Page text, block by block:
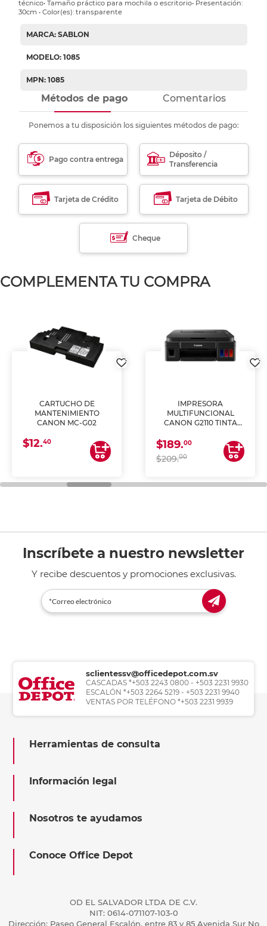
técnico• Tamaño práctico para mochila o escritorio• Presentación:
30cm • Color(es): transparente
MARCA: SABLON
MODELO: 1085
MPN: 1085
Métodos de pago Comentarios
Ponemos a tu disposición los siguientes métodos de pago:
Pago contra entrega
Déposito /
Transferencia
Tarjeta de Crédito Tarjeta de Débito
Cheque
COMPLEMENTA TU COMPRA
CARTUCHO DE
MANTENIMIENTO
CANON MC-G02
$12.40
IMPRESORA
MULTIFUNCIONAL
CANON G2110 TINTA
$189.00
$209.00
Inscríbete a nuestro newsletter
Y recibe descuentos y promociones exclusivas.
sclientessv@officedepot.com.sv
CASCADAS *+503 2243 0800 - +503 2231 9930
ESCALÓN *+503 2264 5219 - +503 2231 9940
VENTAS POR TELÉFONO *+503 2231 9939
Herramientas de consulta
Información legal
Nosotros te ayudamos
Conoce Office Depot
OD EL SALVADOR LTDA DE C.V.
NIT: 0614-071107-103-0
Dirección: Paseo General Escalón, entre 83 y 85 Avenida Sur No